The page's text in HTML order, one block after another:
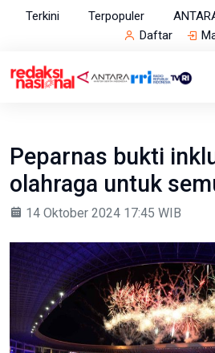
Terkini Terpopuler
Daftar
Peparnas bukti
olahraga untuk
14 Oktober 2024 17:45 WIB